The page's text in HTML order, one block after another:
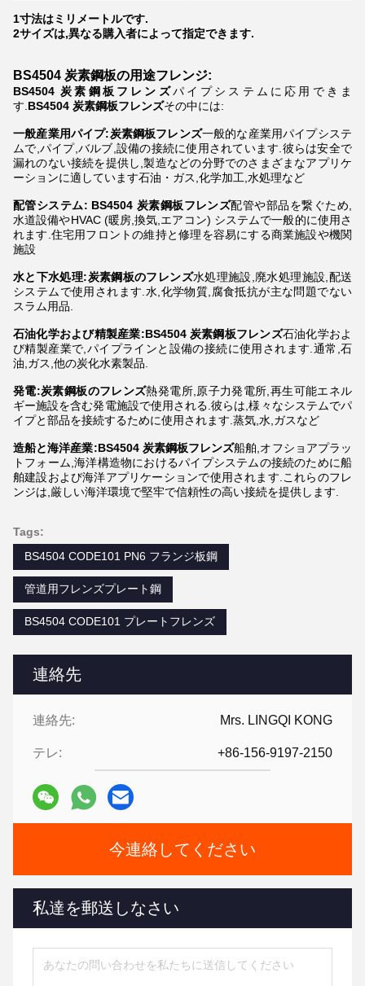
連絡先
連絡先: Mrs. LINGQI KONG
テレ: +86-156-9197-2150
今連絡してください
私達を郵送しなさい
1寸法はミリメートルです.
2サイズは,異なる購入者によって指定できます.
BS4504 炭素鋼板の用途フレンジ:
BS4504 炭素鋼板フレンズパイプシステムに応用できま
す. BS4504 炭素鋼板フレンズその中には:
一般産業用パイプ:炭素鋼板フレンズ一般的な産業用パイプシステ
ムで,パイプ,バルブ,設備の接続に使用されています.彼らは安全で
漏れのない接続を提供し,製造などの分野でのさまざまなアプリケ
ーションに適しています石油・ガス,化学加工,水処理など
配管システム: BS4504 炭素鋼板フレンズ配管や部品を繋ぐため,
水道設備やHVAC (暖房,換気,エアコン) システムで一般的に使用さ
れます.住宅用フロントの維持と修理を容易にする商業施設や機関
施設
水と下水処理:炭素鋼板のフレンズ水処理施設,廃水処理施設,配送
システムで使用されます.水,化学物質,腐食抵抗が主な問題でない
スラム用品.
石油化学および精製産業:BS4504 炭素鋼板フレンズ石油化学およ
び精製産業で,パイプラインと設備の接続に使用されます.通常,石
油,ガス,他の炭化水素製品.
発電:炭素鋼板のフレンズ熱発電所,原子力発電所,再生可能エネル
ギー施設を含む発電施設で使用される.彼らは,様々なシステムでパ
イプと部品を接続するために使用されます.蒸気,水,ガスなど
造船と海洋産業:BS4504 炭素鋼板フレンズ船舶,オフショアプラッ
トフォーム,海洋構造物におけるパイプシステムの接続のために船
舶建設および海洋アプリケーションで使用されます.これらのフレ
ンジは,厳しい海洋環境で堅牢で信頼性の高い接続を提供します.
Tags:
BS4504 CODE101 PN6 フランジ板鋼
管道用フレンズプレート鋼
BS4504 CODE101 プレートフレンズ